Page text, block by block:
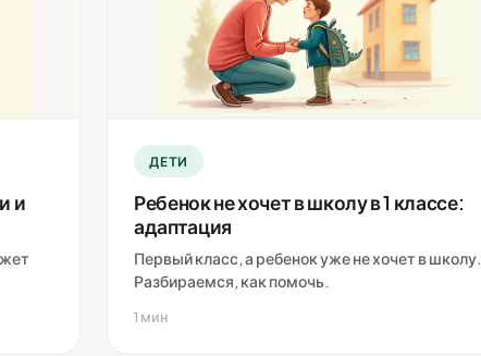
и
ДЕТИ
Ребенок не хочет в школу в 1 классе:
адаптация
Первый класс, а ребенок уже не хочет в школу.
Разбираемся, как помочь.
1 мин